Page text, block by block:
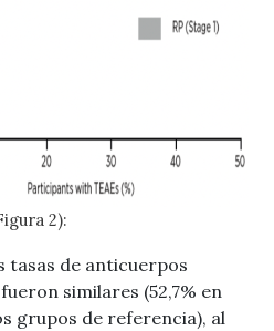
2):
tasas de anticuerpos
similares (52,7% en
grupos de referencia), al